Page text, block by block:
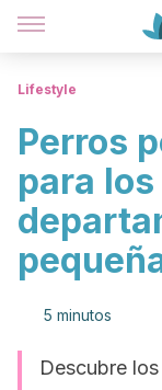
Lifestyle
Perros
para
5 minutos
Descubre